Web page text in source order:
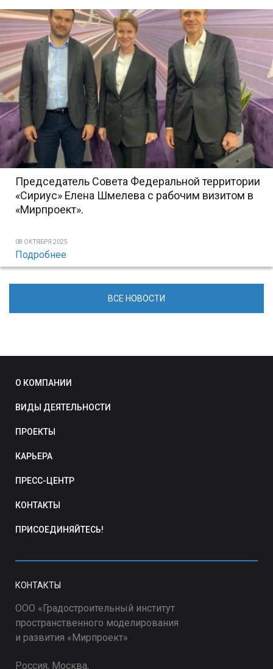
Председатель Совета Федеральной территории
«Сириус» Елена Шмелева с рабочим визитом в
«Мирпроект».
08 ОКТЯБРЯ 2025
Подробнее
ВСЕ НОВОСТИ
О КОМПАНИИ
ВИДЫ ДЕЯТЕЛЬНОСТИ
ПРОЕКТЫ
КАРЬЕРА
ПРЕСС-ЦЕНТР
КОНТАКТЫ
ПРИСОЕДИНЯЙТЕСЬ!
КОНТАКТЫ
ООО «Градостроительный институт
пространственного моделирования
и развития «Мирпроект»
Россия, Москва,